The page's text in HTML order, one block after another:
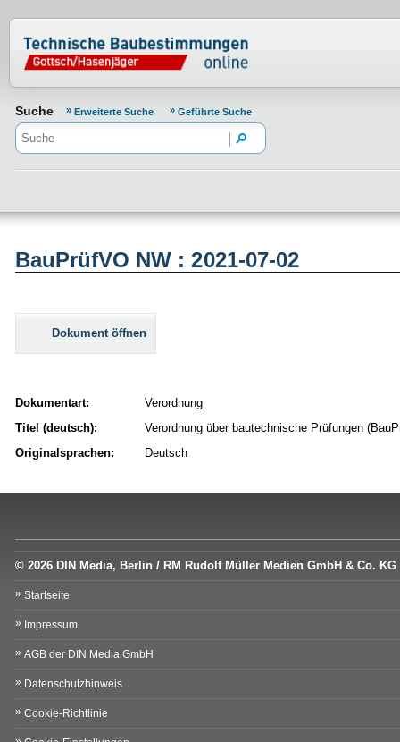
Normenportal Barrierefreiheit
Suche Erweiterte Suche Geführte Suche
BauPrüfVO NW : 2021-07-02
Dokument öffnen
Dokumentart:
Verordnung
Titel (deutsch):
Verordnung über bautechnische Prüfungen
Originalsprachen:
Deutsch
© 2026 DIN Media, Berlin / RM Rudolf Müller Medien GmbH & Co. KG
Startseite
Impressum
AGB der DIN Media GmbH
Datenschutzhinweis
Cookie-Richtlinie